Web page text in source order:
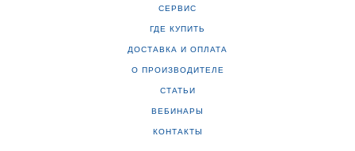
СЕРВИС
ГДЕ КУПИТЬ
ДОСТАВКА И ОПЛАТА
О ПРОИЗВОДИТЕЛЕ
СТАТЬИ
ВЕБИНАРЫ
КОНТАКТЫ